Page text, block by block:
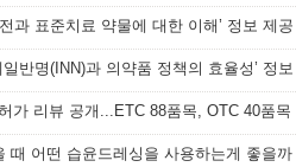
과 표준치료 약물에 대한 이해’ 정보 제공
반명(INN)과 의약품 정책의 효율성’ 정
가 리뷰 공개...ETC 88품목, OTC 40품목
때 어떤 습윤드레싱을 사용하는게 좋을까